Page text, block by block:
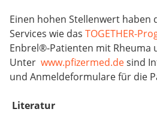
Einen hohen Stellenwert haben
Services wie das TOGETHER-
Enbrel®-Patienten mit Rheuma
Unter www.pfizermed.desind
und Anmeldeformulare für die
Literatur